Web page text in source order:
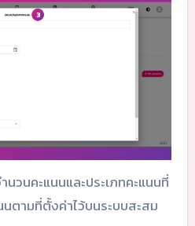
นวนคะแนนและประเภทคะแนนที่
นตามที่ตั้งค่าไว้บนระบบสะสม